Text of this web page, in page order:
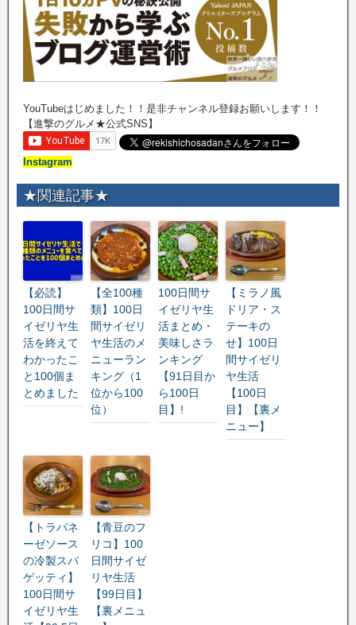
YouTubeはじめました！！是非チャンネル登録お願いします！！
【進撃のグルメ★公式SNS】
Instagram
★関連記事★
【必読】
100日間サ
イゼリヤ生
活を終えて
わかったこ
と100個ま
とめました
【全100種
類】100日
間サイゼリ
ヤ生活のメ
ニューラン
キング（1
位から100
位）
100日間サ
イゼリヤ生
活まとめ・
美味しさラ
ンキング
【91日目か
ら100日
目】!
【ミラノ風
ドリア・ス
テーキの
せ】100日
間サイゼリ
ヤ生活
【100日
目】【裏メ
ニュー】
【トラパネ
ーゼソース
の冷製スパ
ゲッティ】
100日間サ
イゼリヤ生
【青豆のフ
リコ】100
日間サイゼ
リヤ生活
【99日目】
【裏メニュ